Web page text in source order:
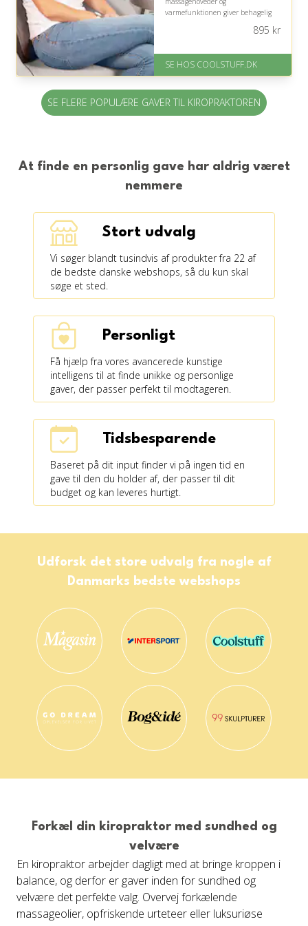
varmefunktionen giver behagelig
bør bruges som velvære og ikke
På lager
Levering: Standard leveringstid
er 1-3 hverdage.
Gratis fragt
Fremragende Trustpilot rating
895 kr
SE HOS COOLSTUFF.DK
SE FLERE POPULÆRE GAVER TIL KIROPRAKTOREN
At finde en personlig gave har aldrig været
nemmere
Stort udvalg
Vi søger blandt tusindvis af produkter fra 22 af
de bedste danske webshops, så du kun skal
søge et sted.
Personligt
Få hjælp fra vores avancerede kunstige
intelligens til at finde unikke og personlige
gaver, der passer perfekt til modtageren.
Tidsbesparende
Baseret på dit input finder vi på ingen tid en
gave til den du holder af, der passer til dit
budget og kan leveres hurtigt.
Udforsk det store udvalg fra nogle af
Danmarks bedste webshops
Forkæl din kiropraktor med sundhed og
velvære
En kiropraktor arbejder dagligt med at bringe kroppen i
balance, og derfor er gaver inden for sundhed og
velvære det perfekte valg. Overvej forkælende
massageolier, opfriskende urteteer eller luksuriøse